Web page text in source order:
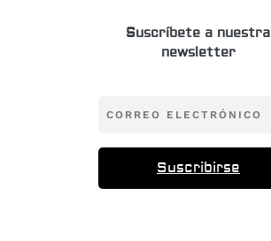
Suscríbete a nuestra
newsletter
Suscribirse